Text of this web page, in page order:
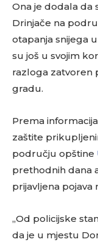
Ona je dodala da
Drinjače na
otapanja snijega
su još u svojim
razloga zatvoren
gradu.
Prema
zaštite
području opštine
prethodnih dana
prijavljena pojava
„Od policijske
da je u mjestu